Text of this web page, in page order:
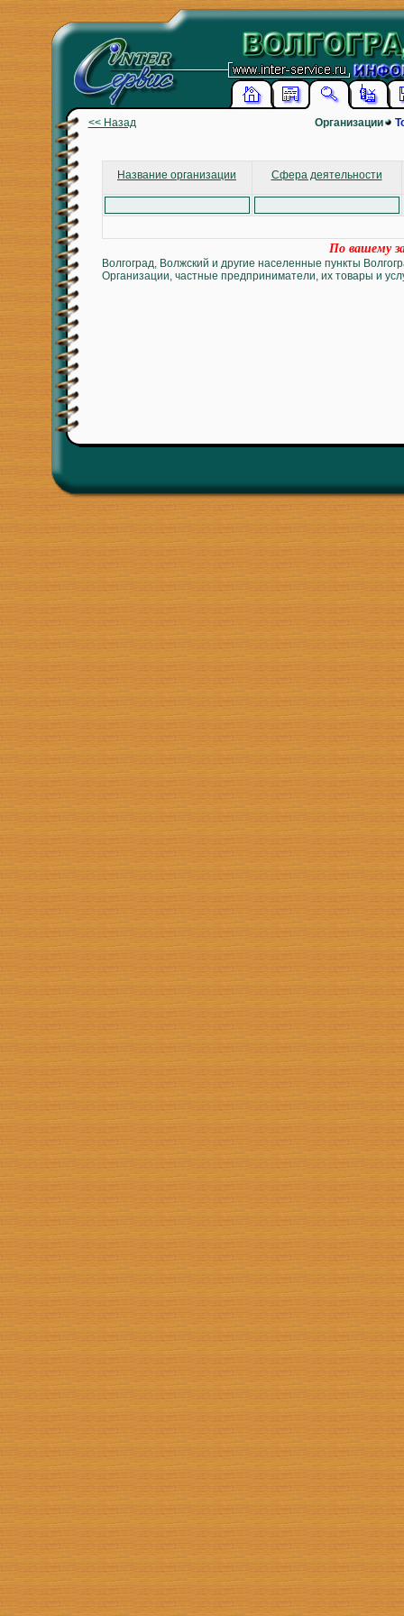
<< Назад Организации
Название организации Сфера деятельности
По вашему
Волгоград, Волжский и другие населенные пункты
Организации, частные предприниматели, их товары и